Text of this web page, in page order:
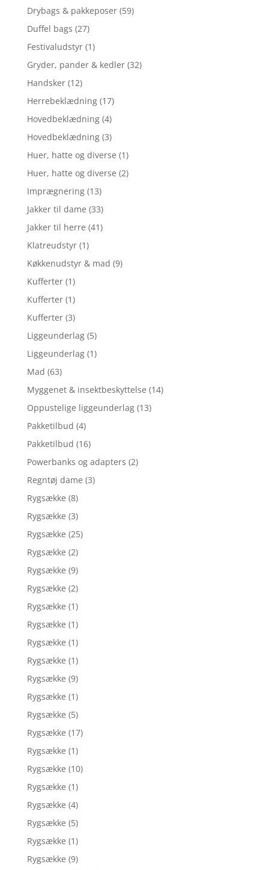
Drybags & pakkeposer (59)
Duffel bags (27)
Festivaludstyr (1)
Gryder, pander & kedler (32)
Handsker (12)
Herrebeklædning (17)
Hovedbeklædning (4)
Hovedbeklædning (3)
Huer, hatte og diverse (1)
Huer, hatte og diverse (2)
Imprægnering (13)
Jakker til dame (33)
Jakker til herre (41)
Klatreudstyr (1)
Køkkenudstyr & mad (9)
Kufferter (1)
Kufferter (1)
Kufferter (3)
Liggeunderlag (5)
Liggeunderlag (1)
Mad (63)
Myggenet & insektbeskyttelse (14)
Oppustelige liggeunderlag (13)
Pakketilbud (4)
Pakketilbud (16)
Powerbanks og adapters (2)
Regntøj dame (3)
Rygsække (8)
Rygsække (3)
Rygsække (25)
Rygsække (2)
Rygsække (9)
Rygsække (2)
Rygsække (1)
Rygsække (1)
Rygsække (1)
Rygsække (1)
Rygsække (9)
Rygsække (1)
Rygsække (5)
Rygsække (17)
Rygsække (1)
Rygsække (10)
Rygsække (1)
Rygsække (4)
Rygsække (5)
Rygsække (1)
Rygsække (9)